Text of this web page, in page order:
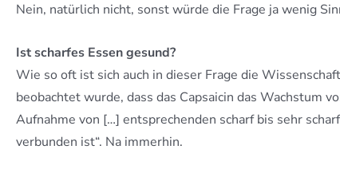
Nein, natürlich nicht, sonst würde die Frage ja wenig
Ist scharfes Essen gesund?
Wie so oft ist sich auch in dieser Frage die
beobachtet wurde, dass das Capsaicin das Wachstum
Aufnahme von […] entsprechenden scharf bis sehr
verbunden ist“. Na immerhin.